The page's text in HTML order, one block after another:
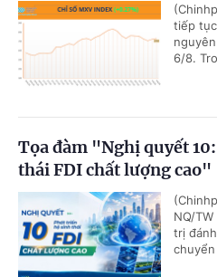
tiếp
6/8.
Tọa đàm "Nghị quyết
thái FDI chất lượng cao"
NQ/
trị